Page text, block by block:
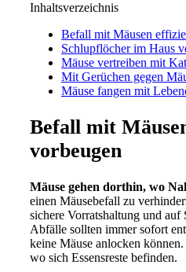
Inhaltsverzeichnis
Befall mit Mäusen
Schlupflöcher im Haus
Mäuse vertreiben mit
Mit Gerüchen gegen
Mäuse fangen mit
Befall mit
vorbeugen
Mäuse gehen dorthin, wo
einen Mäusebefall zu
sichere Vorratshaltung und
Abfälle sollten immer sofort
keine Mäuse anlocken
wo sich Essensreste befinden.